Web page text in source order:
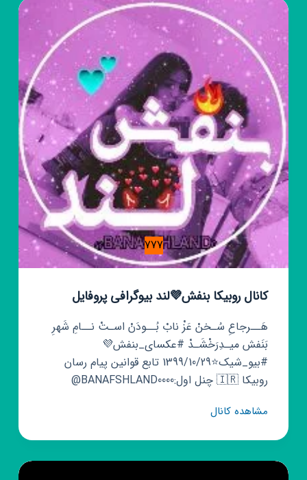
💜
777
کانال روبیکا بنفش💜لند بیوگرافی پروفایل
هَــرجاعِ سُـخنْ عَزْ نابْ بُــودَنْ اسـتْ نــامِ شَهرِ
بَنَفش میـدِرَخْشَـدْ #عکسای_بنفش💜
#بيو_شیک⭐1399/10/29 تابع قوانین پیام رسان
روبيکا 🇮🇷 چنل اول:BANAFSHLAND0000@
مشاهده کانالکانال
بنفش
💜